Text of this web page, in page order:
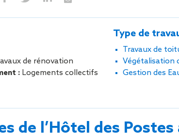
Entretien des
installations d’eau
pluviale siphoïde
Petits travaux de
fuites
toiture
de rénovation
: Logements collectifs
Type de
Travaux de
Végétalisation
Gestion des
de l’Hôtel des Postes